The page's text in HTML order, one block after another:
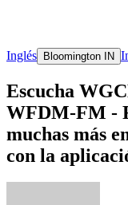
Inglés Bloomington IN
Escucha
WFDM-FM -
muchas más
con la